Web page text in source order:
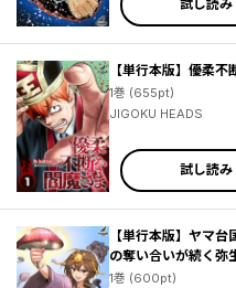
試し読み
【単行本版】優柔不
1巻 (655pt)
JIGOKU HEADS
試し読み
【単行本版】ヤマ台
の奪い合いが続く弥
知識でみんなを幸せ
1巻 (600pt)